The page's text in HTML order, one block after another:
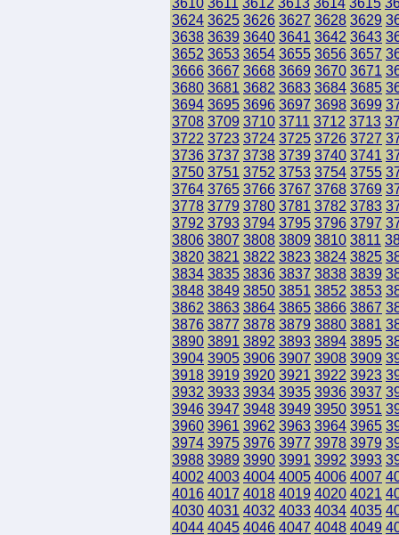
3624 3625 3626 3627 3628 3629
3638 3639 3640 3641 3642 3643
3652 3653 3654 3655 3656 3657
3666 3667 3668 3669 3670 3671
3680 3681 3682 3683 3684 3685
3694 3695 3696 3697 3698 3699
3708 3709 3710 3711 3712 3713
3722 3723 3724 3725 3726 3727
3736 3737 3738 3739 3740 3741
3750 3751 3752 3753 3754 3755
3764 3765 3766 3767 3768 3769
3778 3779 3780 3781 3782 3783
3792 3793 3794 3795 3796 3797
3806 3807 3808 3809 3810 3811
3820 3821 3822 3823 3824 3825
3834 3835 3836 3837 3838 3839
3848 3849 3850 3851 3852 3853
3862 3863 3864 3865 3866 3867
3876 3877 3878 3879 3880 3881
3890 3891 3892 3893 3894 3895
3904 3905 3906 3907 3908 3909
3918 3919 3920 3921 3922 3923
3932 3933 3934 3935 3936 3937
3946 3947 3948 3949 3950 3951
3960 3961 3962 3963 3964 3965
3974 3975 3976 3977 3978 3979
3988 3989 3990 3991 3992 3993
4002 4003 4004 4005 4006 4007
4016 4017 4018 4019 4020 4021
4030 4031 4032 4033 4034 4035
4044 4045 4046 4047 4048 4049